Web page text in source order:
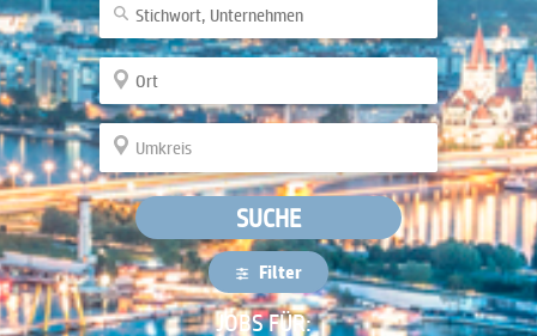
SUCHE
Filter
JOBS FÜR: